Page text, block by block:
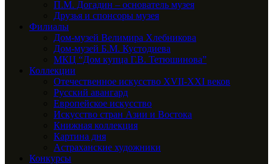
П.М. Догадин – основатель музея
Друзья и спонсоры музея
Филиалы
Дом-музей Велимира Хлебникова
Дом-музей Б.М. Кустодиева
МКЦ “Дом купца Г.В. Тетюшинова”
Коллекции
Отечественное искусство XVII-XXI веков
Русский авангард
Европейское искусство
Искусство стран Азии и Востока
Книжная коллекция
Картина дня
Астраханские художники
Конкурсы